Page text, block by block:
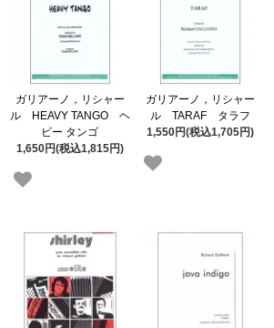
ガリアーノ，リシャー
ル HEAVY TANGO ヘ
ビー タンゴ
1,650円(税込1,815円)
ガリアーノ，リシャー
ル TARAF タラフ
1,550円(税込1,705円)